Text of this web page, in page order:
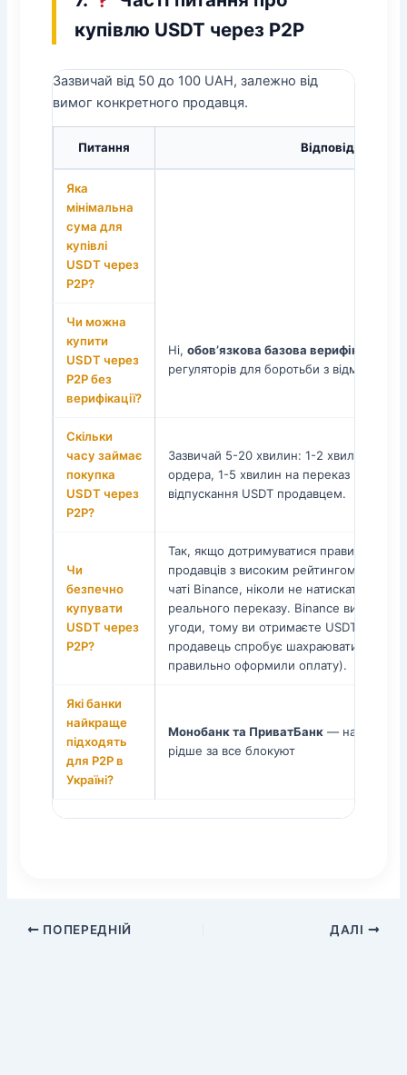
купівлю USDT через P2P
Зазвичай від 50 до 100 UAH, залежно від
вимог конкретного продавця.
Питання Відповідь
Яка
мінімальна
сума для
купівлі
USDT через
P2P?
Чи можна
купити
USDT через
P2P без
верифікації?
Ні,обов’язкова базова верифікація
регуляторів для боротьби з
Скільки
часу займає
покупка
USDT через
P2P?
Зазвичай 5-20 хвилин: 1-2 хвилини на
ордера, 1-5 хвилин на переказ грошей,
відпускання USDT продавцем.
Чи
безпечно
купувати
USDT через
P2P?
Так, якщо дотримуватися правил
продавців з високим рейтингом,
чаті Binance, ніколи не натискати «Я
реального переказу. Binance виступає
угоди, тому ви отримаєте USDT, навіть
продавець спробує шахраювати (але
правильно оформили оплату).
Які банки
найкраще
підходять
для P2P в
Україні?
Монобанк та ПриватБанк —
рідше за все блокуют
ПОПЕРЕДНІЙ ДАЛІ